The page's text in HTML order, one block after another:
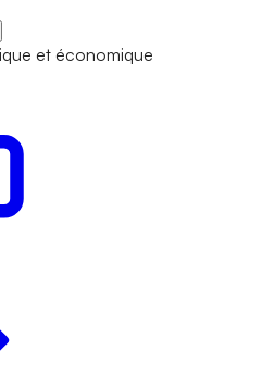
et économique